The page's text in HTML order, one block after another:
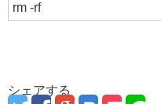
rm -rf
シェアする